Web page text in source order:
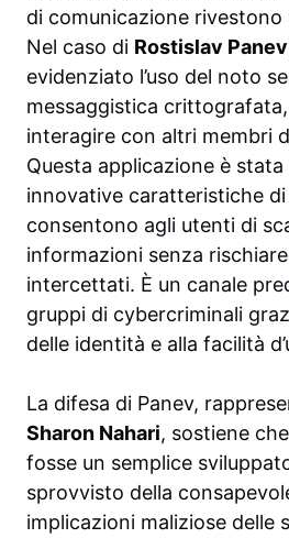
di comunicazione rivestono
Nel caso di Rostislav Panev
evidenziato l’uso del noto
messaggistica crittografata,
interagire con altri membri
Questa applicazione è
innovative caratteristiche
consentono agli utenti di
informazioni senza
intercettati. È un canale
gruppi di cybercriminali
delle identità e alla facilità
La difesa di Panev,
Sharon Nahari, sostiene
fosse un semplice
sprovvisto della
implicazioni maliziose delle